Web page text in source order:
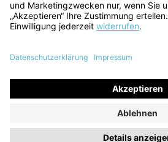
Informationen
Alle Preise inkl. gesetzl. Mehrwertsteuer
ggf. Nachnahmegebühren, wenn